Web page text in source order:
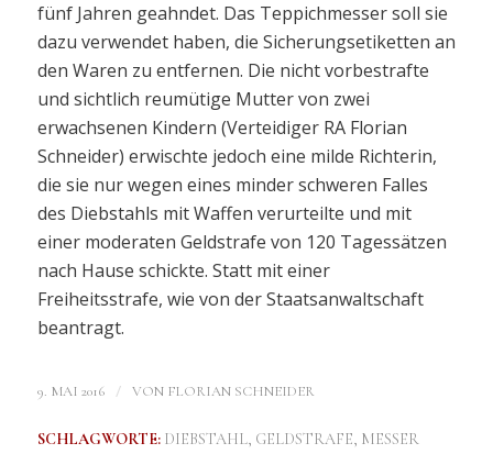
fünf Jahren geahndet. Das Teppichmesser soll sie
dazu verwendet haben, die Sicherungsetiketten an
den Waren zu entfernen. Die nicht vorbestrafte
und sichtlich reumütige Mutter von zwei
erwachsenen Kindern (Verteidiger RA Florian
Schneider) erwischte jedoch eine milde Richterin,
die sie nur wegen eines minder schweren Falles
des Diebstahls mit Waffen verurteilte und mit
einer moderaten Geldstrafe von 120 Tagessätzen
nach Hause schickte. Statt mit einer
Freiheitsstrafe, wie von der Staatsanwaltschaft
beantragt.
9. MAI 2016 / VON FLORIAN SCHNEIDER
SCHLAGWORTE: DIEBSTAHL, GELDSTRAFE, MESSER